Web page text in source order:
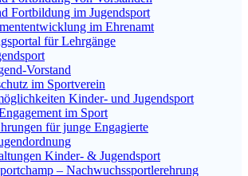
Fortbildung im Jugendsport
im Ehrenamt
für Lehrgänge
Vorstand
im Sportverein
Kinder- und Jugendsport
im Sport
für junge Engagierte
Kinder- & Jugendsport
– Nach­wuchs­sportler­ehrung